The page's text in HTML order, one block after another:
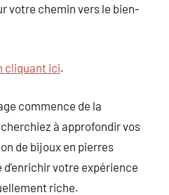
votre chemin vers le bien-
cliquant ici.
commence de la
à approfondir vos
de bijoux en pierres
votre expérience
riche.